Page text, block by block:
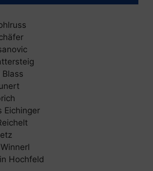
Blass
Eichinger
Hochfeld